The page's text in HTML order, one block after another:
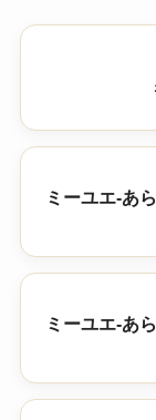
ミーユエ-あ
ミーユエ-あ